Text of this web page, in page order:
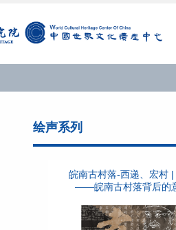
绘声系列
皖南古村落-西递、宏村
——皖南古村落背后的